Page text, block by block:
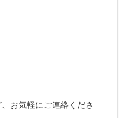
お気軽にご連絡くださ